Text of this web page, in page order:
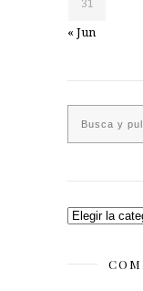
31
« Jun
Categorías